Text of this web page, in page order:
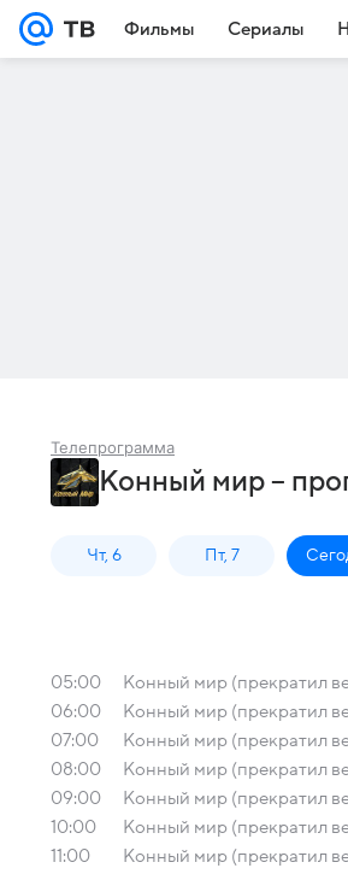
Фильмы Сериалы
Телепрограмма
Конный мир –
Чт, 6 Пт, 7
05:00
Конный мир (прекратил
06:00
Конный мир (прекратил
07:00
Конный мир (прекратил
08:00
Конный мир (прекратил
09:00
Конный мир (прекратил
10:00
Конный мир (прекратил
11:00
Конный мир (прекратил